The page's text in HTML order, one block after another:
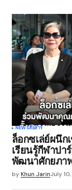
NEWSสื่อสาร
ล็อกซเล่ย์ผนึก
เรียนรู้กีฬาปา
พัฒนาศักยภา
byKhun JarinJuly